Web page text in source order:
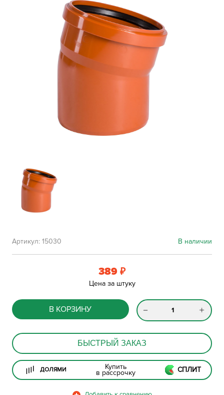
В наличии
Артикул: 15030
389 ₽
Цена за штуку
В КОРЗИНУ
БЫСТРЫЙ ЗАКАЗ
ДОЛЯМИ Купить
в рассрочку СПЛИТ